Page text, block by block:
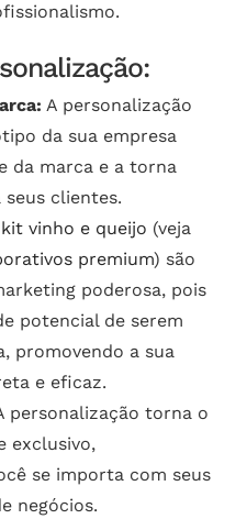
A personalização
da sua empresa
da marca e a torna
seus clientes.
kit vinho e queijo (veja
premium) são
poderosa, pois
potencial de serem
promovendo a sua
e eficaz.
personalização torna o
exclusivo,
se importa com seus
negócios.